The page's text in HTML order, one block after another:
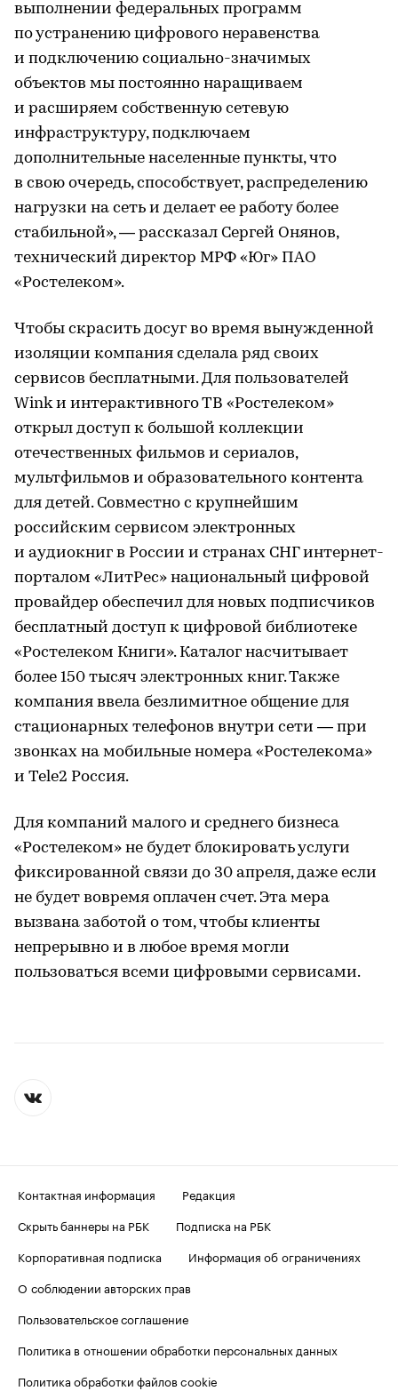
выполнении федеральных программ
по устранению цифрового неравенства
и подключению социально-значимых
объектов мы постоянно наращиваем
и расширяем собственную сетевую
инфраструктуру, подключаем
дополнительные населенные пункты, что
в свою очередь, способствует, распределению
нагрузки на сеть и делает ее работу более
стабильной», — рассказал Сергей Онянов,
технический директор МРФ «Юг» ПАО
«Ростелеком».
Чтобы скрасить досуг во время вынужденной
изоляции компания сделала ряд своих
сервисов бесплатными. Для пользователей
Wink и интерактивного ТВ «Ростелеком»
открыл доступ к большой коллекции
отечественных фильмов и сериалов,
мультфильмов и образовательного контента
для детей. Совместно с крупнейшим
российским сервисом электронных
и аудиокниг в России и странах СНГ интернет-
порталом «ЛитРес» национальный цифровой
провайдер обеспечил для новых подписчиков
бесплатный доступ к цифровой библиотеке
«Ростелеком Книги». Каталог насчитывает
более 150 тысяч электронных книг. Также
компания ввела безлимитное общение для
стационарных телефонов внутри сети — при
звонках на мобильные номера «Ростелекома»
и Tele2 Россия.
Для компаний малого и среднего бизнеса
«Ростелеком» не будет блокировать услуги
фиксированной связи до 30 апреля, даже если
не будет вовремя оплачен счет. Эта мера
вызвана заботой о том, чтобы клиенты
непрерывно и в любое время могли
пользоваться всеми цифровыми сервисами.
Контактная информация
Редакция
Скрыть баннеры на РБК
Подписка на РБК
Корпоративная подписка
Информация об ограничениях
О соблюдении авторских прав
Пользовательское соглашение
Политика в отношении обработки персональных данных
Политика обработки файлов cookie